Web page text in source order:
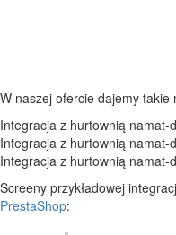
W naszej ofercie dajemy takie
Integracja z hurtownią namat-
Integracja z hurtownią namat-
Integracja z hurtownią namat-
Screeny przykładowej
PrestaShop: